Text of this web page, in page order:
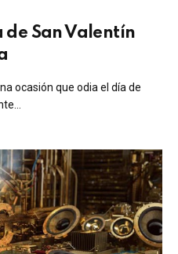
de San Valentín
ocasión que odia el día de